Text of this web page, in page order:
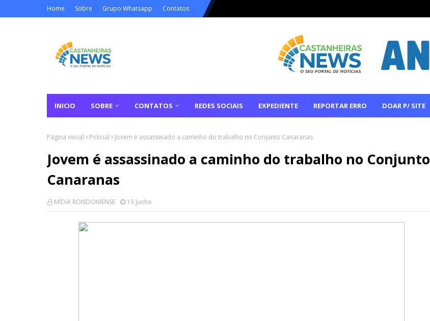
Home Sobre Grupo Whatsapp Contatos
INICIO SOBRE CONTATOS REDES SOCIAIS EXPEDIENTE REPORTAR ERRO DOAR P/ SITE
Página inicial Policial Jovem é assassinado a caminho do trabalho no Conjunto Canaranas
Jovem é assassinado a caminho do trabalho no Conjunto
Canaranas
MÍDIA RONDONIENSE 13 Junho